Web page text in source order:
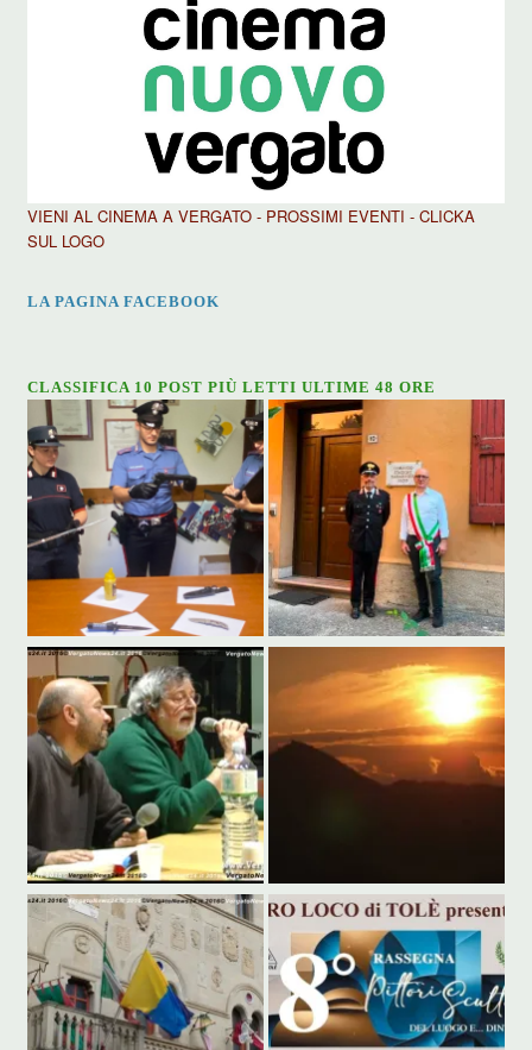
VIENI AL CINEMA A VERGATO - PROSSIMI EVENTI - CLICKA
SUL LOGO
LA PAGINA FACEBOOK
CLASSIFICA 10 POST PIÙ LETTI ULTIME 48 ORE